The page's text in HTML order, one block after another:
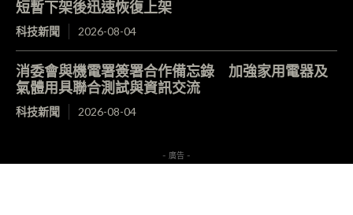
短暫下架後迅速恢復上架
科技新聞 2026-08-04
消委會與機電署簽署合作備忘錄 加強家用電器及
氣體用具聯合測試與資訊交流
科技新聞 2026-08-04
- 廣告 -